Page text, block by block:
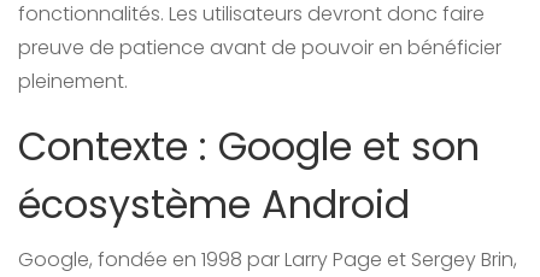
fonctionnalités. Les utilisateurs devront donc faire
preuve de patience avant de pouvoir en bénéficier
pleinement.
Contexte : Google et son
écosystème Android
Google, fondée en 1998 par Larry Page et Sergey Brin,